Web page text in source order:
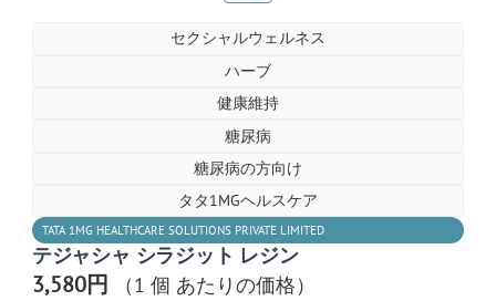
セクシャルウェルネス
ハーブ
健康維持
糖尿病
糖尿病の方向け
タタ1MGヘルスケア
TATA 1MG HEALTHCARE SOLUTIONS PRIVATE LIMITED
テジャシャ シラジット レジン
3,580円 （1 個 あたりの価格）